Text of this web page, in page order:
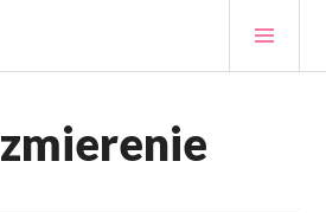
zmierenie